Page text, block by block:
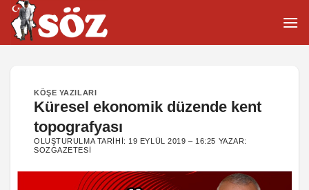
İçeriğe
atla
KÖŞE YAZILARI
Küresel ekonomik düzende kent
topografyası
OLUŞTURULMA TARIHI: 19 EYLÜL 2019 – 16:25 YAZAR:
SOZGAZETESI